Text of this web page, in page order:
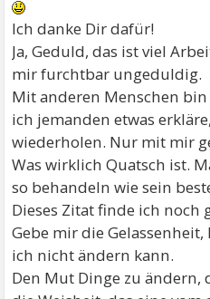
Ich danke Dir dafür!
Ja, Geduld, das ist viel
mir furchtbar ungeduldig.
Mit anderen Menschen
ich jemanden etwas
wiederholen. Nur mit mir
Was wirklich Quatsch ist.
so behandeln wie sein
Dieses Zitat finde ich noch
Gebe mir die
ich nicht ändern kann.
Den Mut Dinge zu ändern,